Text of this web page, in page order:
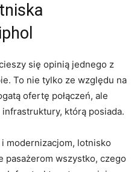
się opinią jednego z
To nie tylko ze względu na
ofertę połączeń, ale
którą posiada.
modernizacjom, lotnisko‍
pasażerom wszystko, czego